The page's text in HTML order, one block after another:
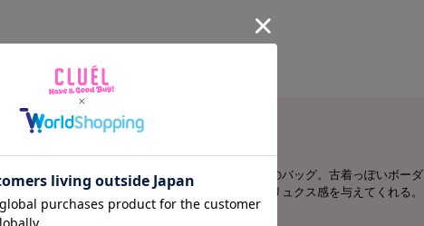
リュクス感たっぷりの
、歩くたびに揺れ動く繊細なフリンジがポイントのバッグ。古着っぽいボーダ
イルもこのバッグを合わせるだけで、女性らしいリュクス感を与えてくれる。
BUCKET MINI ￥176,000